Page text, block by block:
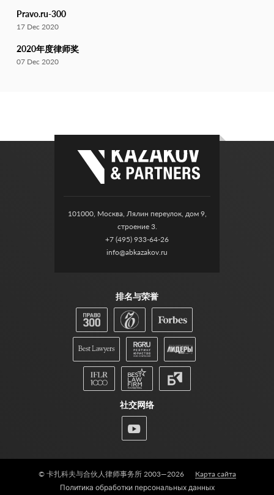
Pravo.ru-300
17 Dec 2020
2020年度律师奖
07 Dec 2020
101000, Москва, Лялин переулок, дом 9,
строение 3.
+7 (495) 933-64-26
info@abkazakov.ru
排名与荣誉
社交网络
© 卡扎科夫与合伙人律师事务所 2003—2026
Карта сайта
Политика обработки персональных данных